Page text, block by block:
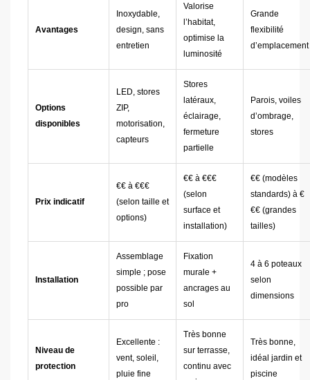
Avantages
Inoxydable,
design, sans
entretien
Valorise
l’habitat,
optimise la
luminosité
Grande
flexibilité
d’emplacement
Options
disponibles
LED, stores
ZIP,
motorisation,
capteurs
Stores
latéraux,
éclairage,
fermeture
partielle
Parois, voiles
d’ombrage,
stores
Prix indicatif
€€ à €€€
(selon taille et
options)
€€ à €€€
(selon
surface et
installation)
€€ (modèles
standards) à €
€€ (grandes
tailles)
Installation
Assemblage
simple ; pose
possible par
pro
Fixation
murale +
ancrages au
sol
4 à 6 poteaux
selon
dimensions
Niveau de
protection
Excellente :
vent, soleil,
pluie fine
Très bonne
sur terrasse,
continu avec
Très bonne,
idéal jardin et
piscine